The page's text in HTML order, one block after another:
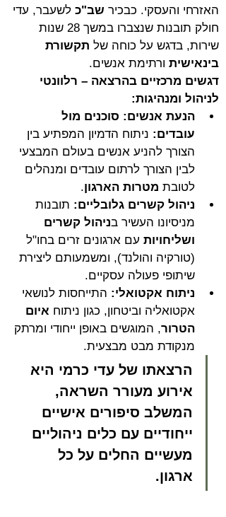
האזרחי והעסקי. כבכיר שב"כ לשעבר, עדי
חולק תובנות שנצברו במשך 28 שנות
שירות, בדגש על כוחה של תקשורת
בינאישית ורתימת אנשים.
דגשים מרכזיים בהרצאה – רלוונטי
לניהול ומנהיגות:
הנעת אנשים: סוכנים מול
עובדים: ניתוח הדמיון המפתיע בין
הצורך להניע אנשים בעולם המבצעי
לבין הצורך לרתום עובדים ומנהלים
לטובת מטרות הארגון.
ניהול קשרים גלובליים: תובנות
מניסיונו העשיר בניהול קשרים
ושליחויות עם ארגונים זרים בחו"ל
(טורקיה והולנד), ומשמעותם ליצירת
שיתופי פעולה עסקיים.
ניתוח אקטואלי: התייחסות לנושאי
אקטואליה וביטחון, כגון ניתוח איום
הטרור, המוגשים באופן ייחודי ומרתק
מנקודת מבט מבצעית.
הרצאתו של עדי כרמי היא
אירוע מעורר השראה,
המשלב סיפורים אישיים
ייחודיים עם כלים ניהוליים
מעשיים החלים על כל
ארגון.